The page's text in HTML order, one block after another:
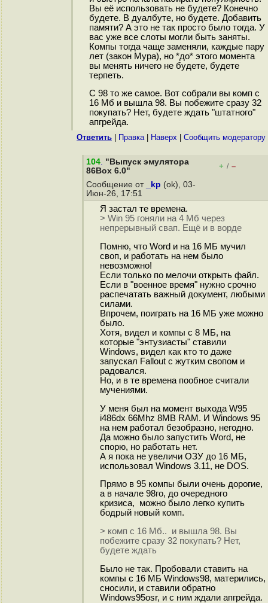
Вы её использовать не будете? Конечно
будете. В дуалбуте, но будете. Добавить
памяти? А это не так просто было тогда. У
вас уже все слоты могли быть заняты.
Компы тогда чаще заменяли, каждые пару
лет (закон Мура), но *до* этого момента
вы менять ничего не будете, будете
терпеть.
С 98 то же самое. Вот собрали вы комп с
16 Мб и вышла 98. Вы побежите сразу 32
покупать? Нет, будете ждать "штатного"
апгрейда.
Ответить Правка| Наверх Cообщить модератору
104. "Выпуск эмулятора
86Box 6.0"
+ / –
Сообщение от _kp (ok), 03-
Июн-26, 17:51
Я застал те времена.
> Win 95 гоняли на 4 Мб через
непрерывный свап. Ещё и в ворде
Помню, что Word и на 16 МБ мучил
своп, и работать на нем было
невозможно!
Если только по мелочи открыть файл.
Если в "военное время" нужно срочно
распечатать важный документ, любыми
силами.
Впрочем, поиграть на 16 МБ уже можно
было.
Хотя, видел и компы с 8 МБ, на
которые "энтузиасты" ставили
Windows, видел как кто то даже
запускал Fallout с жутким свопом и
радовался.
Но, и в те времена пообное считали
мучениями.
У меня был на момент выхода W95
i486dx 66Mhz 8MB RAM. И Windows 95
на нем работал безобразно, негодно.
Да можно было запустить Word, не
спорю, но работать нет.
А я пока не увеличи ОЗУ до 16 МБ,
использовал Windows 3.11, не DOS.
Прямо в 95 компы были очень дорогие,
а в начале 98го, до очередного
кризиса, можно было легко купить
бодрый новый комп.
> комп с 16 Мб.. и вышла 98. Вы
побежите сразу 32 покупать? Нет,
будете ждать
Было не так. Пробовали ставить на
компы с 16 МБ Windows98, матерились,
сносили, и ставили обратно
Windows95osr, и с ним ждали апгрейда.